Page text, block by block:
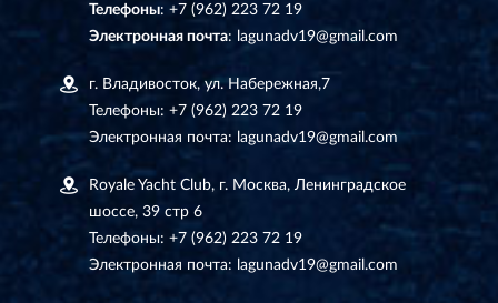
Телефоны: +7 (962) 223 72 19
Электронная почта: lagunadv19@gmail.com
г. Владивосток, ул. Набережная,7
Телефоны: +7 (962) 223 72 19
Электронная почта: lagunadv19@gmail.com
Royale Yacht Club, г. Москва, Ленинградское
шоссе, 39 стр 6
Телефоны: +7 (962) 223 72 19
Электронная почта: lagunadv19@gmail.com